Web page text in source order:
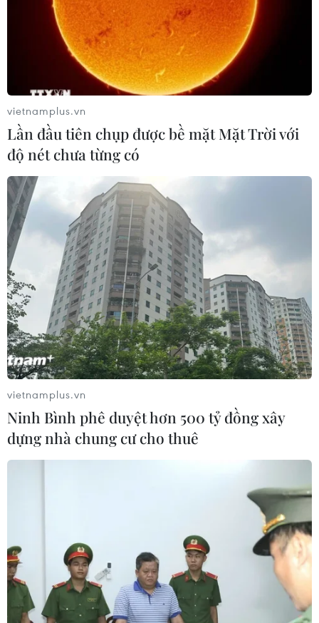
vực, phối hợp chặt chẽ với phía Lào trong việc
thúc đẩy Kế hoạch chiến lược của Tầm nhìn
Cộng đồng ASEAN đến năm 2025.
Việt Nam luôn cùng đồng hành với Lào không
chỉ thể hiện tình hữu nghị vĩ đại, đoàn kết đặc
biệt và hợp tác toàn diện giữa hai nước, mà còn
góp phần nâng cao vai trò, vị thế của hai nước
trong cộng đồng quốc tế, đồng thời giúp Lào
hoàn thành vai trò, trọng trách Năm Chủ tịch
ASEAN 2024, qua đó củng cố vai trò trung tâm
của ASEAN trong việc đối phó với các thách thức
khu vực, đảm bảo sự đoàn kết và phát triển bền
vững của toàn khối ASEAN./.
(TTXVN/Vietnam+)
#Hội nghị Cấp cao ASEAN
#Đại sứ Nguyễn Minh Tâm
#Cộng đồng ASEAN
#Chủ tịch ASEAN 2024 Lào
vietnamplus.vn
Lần đầu tiên chụp được bề mặt Mặt Trời với
độ nét chưa từng có
vietnamplus.vn
Ninh Bình phê duyệt hơn 500 tỷ đồng xây
dựng nhà chung cư cho thuê